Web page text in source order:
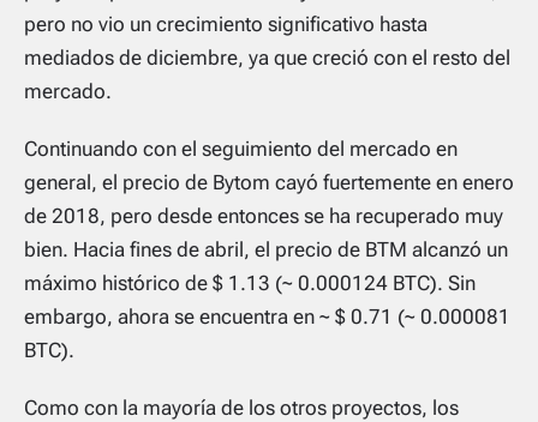
pero no vio un crecimiento significativo hasta
mediados de diciembre, ya que creció con el resto del
mercado.
Continuando con el seguimiento del mercado en
general, el precio de Bytom cayó fuertemente en enero
de 2018, pero desde entonces se ha recuperado muy
bien. Hacia fines de abril, el precio de BTM alcanzó un
máximo histórico de $ 1.13 (~ 0.000124 BTC). Sin
embargo, ahora se encuentra en ~ $ 0.71 (~ 0.000081
BTC).
Como con la mayoría de los otros proyectos, los